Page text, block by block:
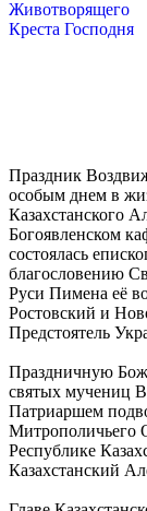
Праздник
особым днем в
Казахстанского
Богоявленском
состоялась
благословению
Руси Пимена её
Ростовский и
Предстоятель
Праздничную
святых мучениц
Патриаршем
Митрополичьего
Республике
Казахстанский